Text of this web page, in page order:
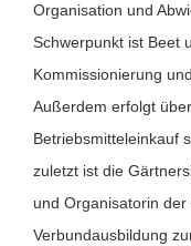
Organisation und
Schwerpunkt ist Beet
Kommissionierung
Außerdem erfolgt
Betriebsmitteleinkauf
zuletzt ist die
und Organisatorin
Verbundausbildung